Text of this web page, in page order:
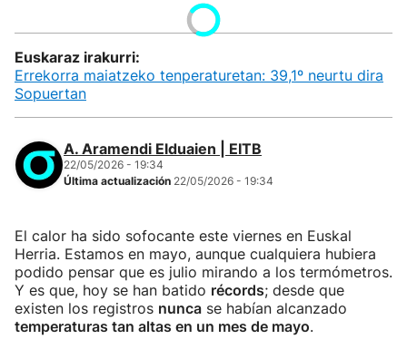
Euskaraz irakurri:
Errekorra maiatzeko tenperaturetan: 39,1º neurtu dira
Sopuertan
A. Aramendi Elduaien | EITB
22/05/2026 - 19:34
Última actualización 22/05/2026 - 19:34
El calor ha sido sofocante este viernes en Euskal
Herria. Estamos en mayo, aunque cualquiera hubiera
podido pensar que es julio mirando a los termómetros.
Y es que, hoy se han batido récords; desde que
existen los registros nunca se habían alcanzado
temperaturas tan altas en un mes de mayo.